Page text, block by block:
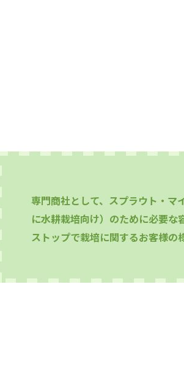
専門商社として、スプラウト・マ
に水耕栽培向け）のために必要
ストップで栽培に関するお客様の